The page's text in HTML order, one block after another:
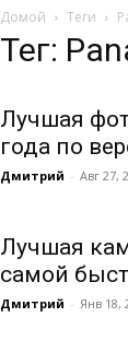
Домой Теги
Тег:
Лучшая
года по
Дмитрий - Авг 27,
Лучшая
самой
Дмитрий - Янв 18,